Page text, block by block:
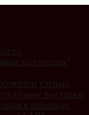
коллекции"
ученых
выставки
в событиях